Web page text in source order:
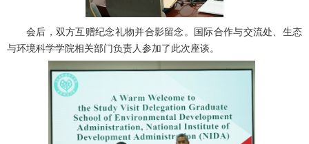
会后，双方互赠纪念礼物并合影留念。国际合作与交流处、生态
与环境科学学院相关部门负责人参加了此次座谈。